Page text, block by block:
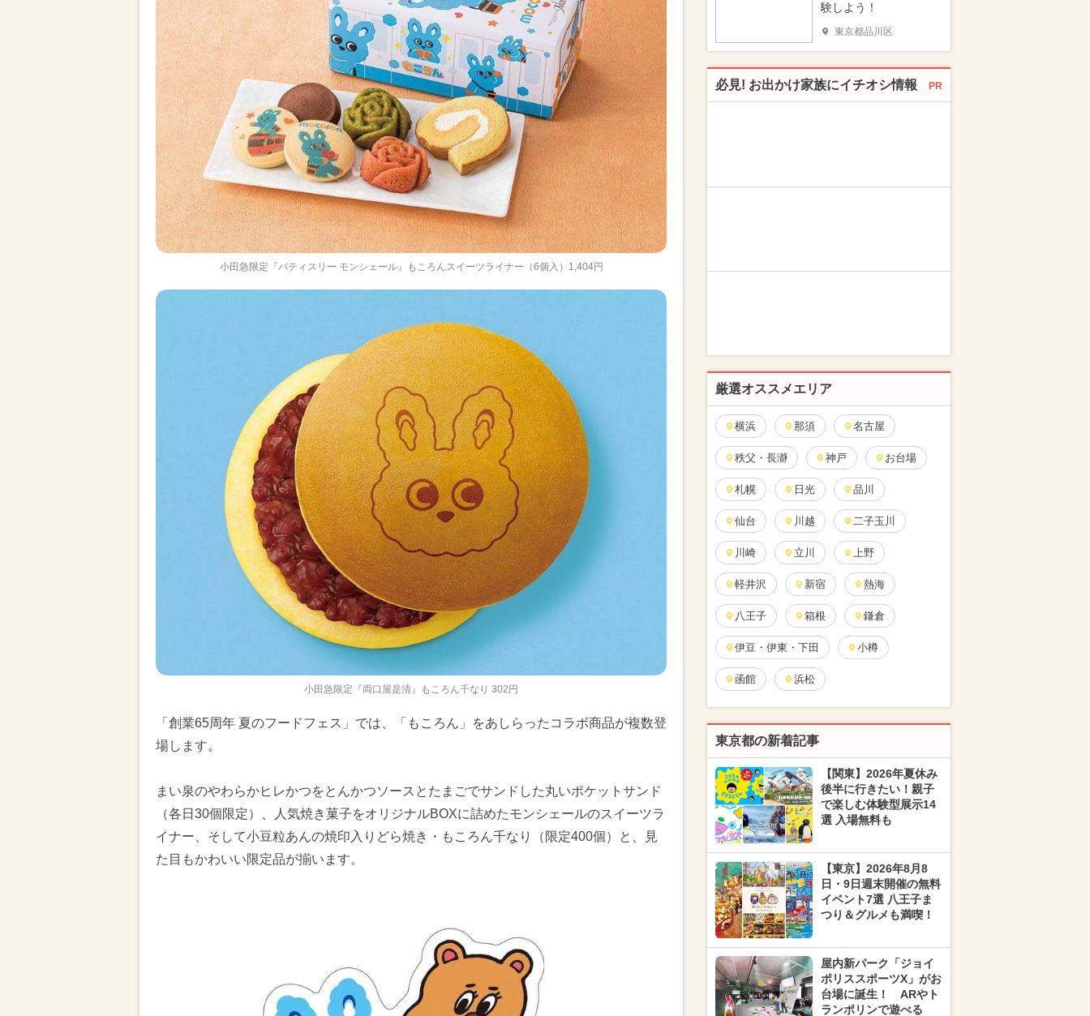
小田急限定『パティスリー モンシェール』もころんスイーツライナー（6個入）1,404円
小田急限定『両口屋是清』もころん千なり 302円
「創業65周年 夏のフードフェス」では、「もころん」をあしらったコラボ商品が複数登
場します。
まい泉のやわらかヒレかつをとんかつソースとたまごでサンドした丸いポケットサンド
（各日30個限定）、人気焼き菓子をオリジナルBOXに詰めたモンシェールのスイーツラ
イナー、そして小豆粒あんの焼印入りどら焼き・もころん千なり（限定400個）と、見
た目もかわいい限定品が揃います。
験しよう！
東京都品川区
必見! お出かけ家族にイチオシ情報 PR
厳選オススメエリア
横浜 那須 名古屋
秩父・長瀞 神戸 お台場
札幌 日光 品川
仙台 川越 二子玉川
川崎 立川 上野
軽井沢 新宿 熱海
八王子 箱根 鎌倉
伊豆・伊東・下田 小樽
函館 浜松
東京都の新着記事
【関東】2026年夏休み
後半に行きたい！親子
で楽しむ体験型展示14
選 入場無料も
【東京】2026年8月8
日・9日週末開催の無料
イベント7選 八王子ま
つり＆グルメも満喫！
屋内新パーク「ジョイ
ポリススポーツX」がお
台場に誕生！ ARやト
ランポリンで遊べる